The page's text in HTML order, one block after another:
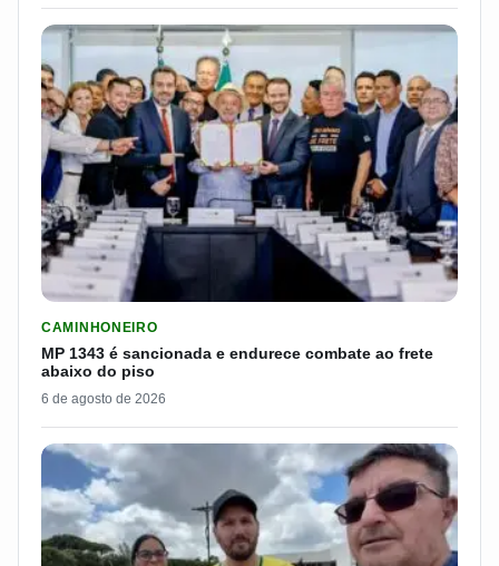
CAMINHONEIRO
MP 1343 é sancionada e endurece combate ao frete
abaixo do piso
6 de agosto de 2026